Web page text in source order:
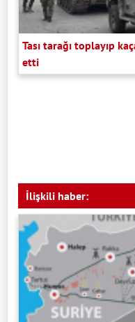
Tası tarağı toplayıp
etti
İlişkili haber: